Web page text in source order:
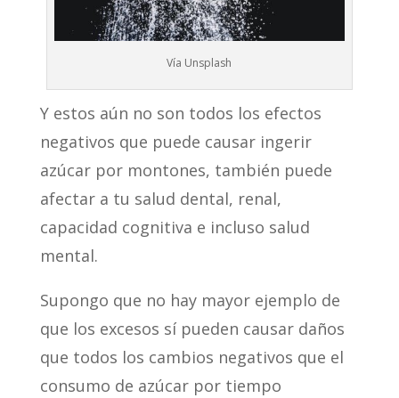
Vía Unsplash
Y estos aún no son todos los efectos
negativos que puede causar ingerir
azúcar por montones, también puede
afectar a tu salud dental, renal,
capacidad cognitiva e incluso salud
mental.
Supongo que no hay mayor ejemplo de
que los excesos sí pueden causar daños
que todos los cambios negativos que el
consumo de azúcar por tiempo